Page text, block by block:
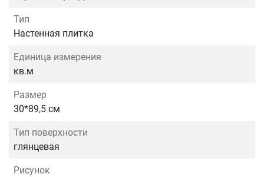
Тип
Настенная плитка
Единица измерения
кв.м
Размер
30*89,5 см
Тип поверхности
глянцевая
Рисунок